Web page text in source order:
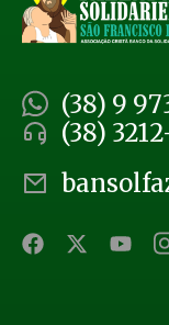
(38) 9
(38)